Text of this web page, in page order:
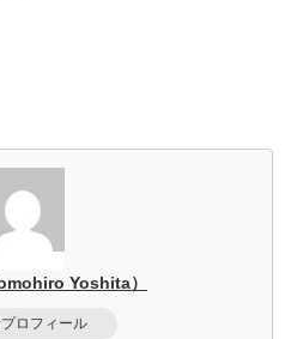
Yoshita）
ロフィール